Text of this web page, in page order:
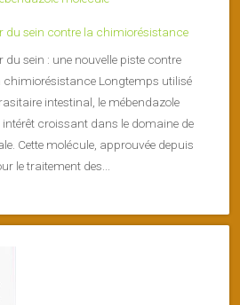
du sein contre la chimiorésistance
du sein : une nouvelle piste contre
chimiorésistance Longtemps utilisé
intestinal, le mébendazole
croissant dans le domaine de
Cette molécule, approuvée depuis
le traitement des...